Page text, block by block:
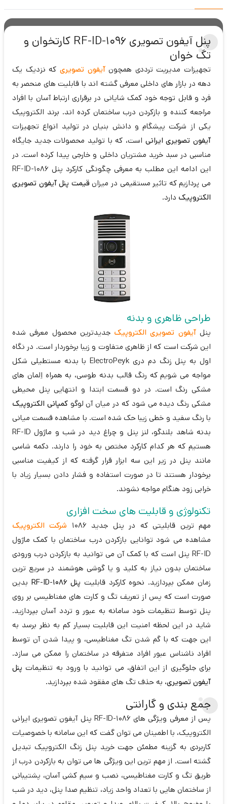
پنل آیفون تصویری 1096-RF-ID کارتخوان و
تگ خوان
تجهیزات مدیریت ترددی همچونآیفون تصویری که نزدیک یک
دهه در بازار های داخلی معرفی گشته اند با قابلیت های منحصر به
فرد و قابل توجه خود کمک شایانی در برقراری ارتباط آسان با افراد
مراجعه کننده و بازکردن درب ساختمان کرده اند. برند الکتروپیک
یکی از شرکت پیشگام و دانش بنیان در تولید انواع تجهیزات
آیفون تصویری ایرانی است، که با تولید محصولات جدید جایگاه
مناسبی در سبد خرید مشتریان داخلی و خارجی پیدا کرده است. در
این ادامه این مطلب به معرفی چگونگی کارکرد پنل 1086-RF-ID
می پردازیم که تاثیر مستقیمی در میزانقیمت پنل آیفون تصویری
الکتروپیک دارد.
طراحی ظاهری و بدنه
پنلآیفون تصویری الکتروپیک جدیدترین محصول معرفی شده
این شرکت است که از ظاهری متفاوت و زیبا برخوردار است. در نگاه
اول به پنل زنگ دم دری ElectroPeyk با بدنه مستطیلی شکل
مواجه می شویم که رنگ قالب بدنه طوسی، به همراه اِلمان های
مشکی رنگ است. در دو قسمت ابتدا و انتهایی پنل محیطی
مشکی رنگ دیده می شود که در میان آن لوگوکمپانی الکتروپیک
با رنگ سفید و خطی زیبا حک شده است. با مشاهده قسمت میانی
بدنه شاهد بلندگو، لنز پنل و چراغ دید در شب و ماژول RF-ID
هستیم که هر کدام کارکرد مختص به خود را دارند. دکمه شاسی
مانند پنل در زیر این سه ابزار قرار گرفته که از کیفیت مناسبی
برخودار هستند تا در صورت استفاده و فشار دادن بسیار زیاد با
خرابی زود هنگام مواجه نشوند.
تکنولوژی و قابلیت های سخت افزاری
مهم ترین قابلیتی که در پنل جدید 1086
شرکت الکتروپیک
مشاهده می شود توانایی بازکردن درب ساختمان با کمک ماژول
RF-ID پنل است که با کمک آن می توانید به بازکردن درب ورودی
ساختمان بدون نیاز به کلید و یا گوشی هوشمند در سریع ترین
زمان ممکن بپردازید. نحوه کارکرد قابلیت پنل 1086-RF-ID
بدین
صورت است که پس از تعریف تگ و کارت های مغناطیسی بر روی
پنل توسط تنظیمات خود سامانه به عبور و تردد آسان بپردازید.
شاید در این لحظه امنیت این قابلیت بسیار کم به نظر برسد به
این جهت که با گم شدن تگ مغناطیسی، و پیدا شدن آن توسط
افراد ناشناس عبور افراد متفرقه در ساختمان را ممکن می سازد.
برای جلوگیری از این اتفاق، می توانید با ورود به تنظیمات پنل
آیفون تصویری، به حذف تگ های مفقود شده بپردازید.
جمع بندی و گارانتی
پس از معرفی ویژگی های 1086-RF-ID پنل آیفون تصویری ایرانی
الکتروپیک، با اطمینان می توان گفت که این سامانه با خصوصیات
کاربردی به گزینه مطمئن جهت خرید پنل زنگ الکتروپیک تبدیل
گشته است. از مهم ترین این ویژگی ها می توان به بازکردن درب از
طریق تگ و کارت مغناطیسی، نصب و سیم کشی آسان، پشتیبانی
از ساختمان هایی با تعداد واحد زیاد، تنظیم صدا پنل، دید در شب